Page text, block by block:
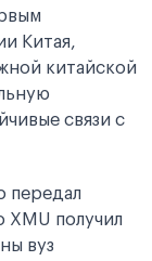
Китая,
китайской
связи с
передал
XMU получил
вуз